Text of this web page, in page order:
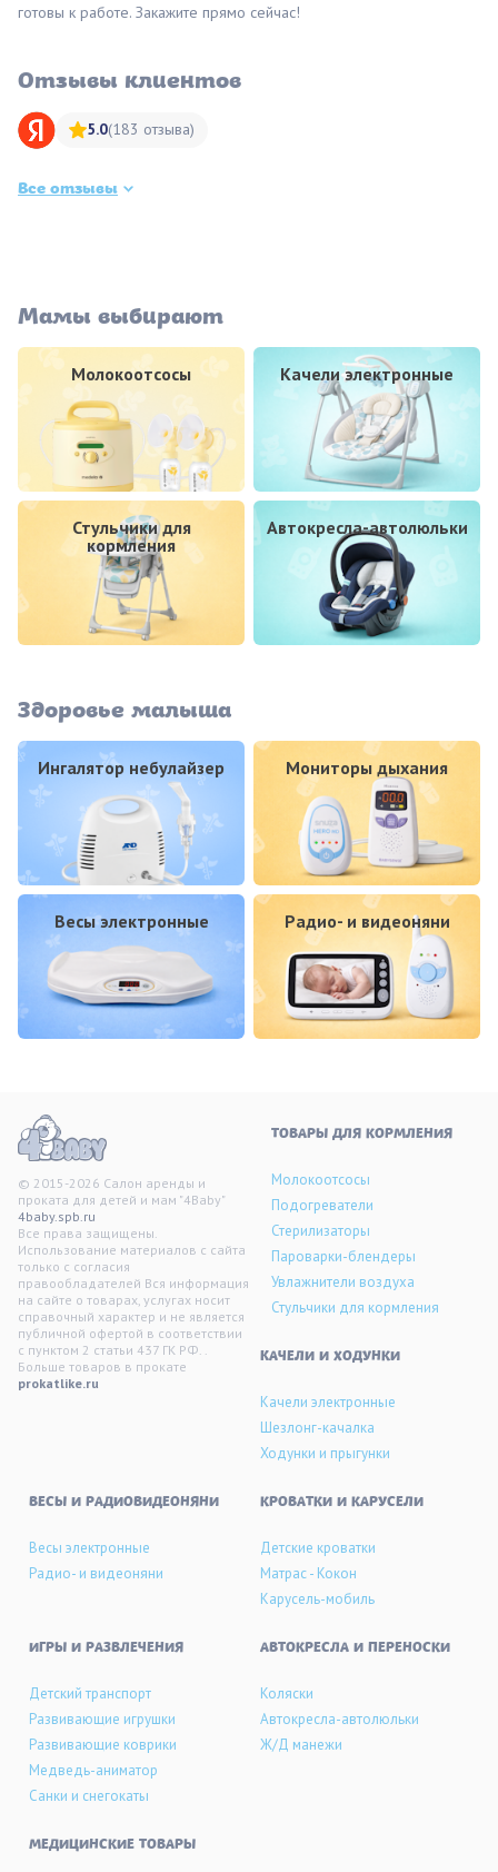
готовы к работе. Закажите прямо сейчас!
Отзывы клиентов
5.0(183 отзыва)
Все отзывы
Мамы выбирают
Молокоотсосы Качели электронные
Стульчики для
кормления
Автокресла-автолюльки
Здоровье малыша
Ингалятор небулайзер Мониторы дыхания
Весы электронные Радио- и видеоняни
© 2015-2026 Салон аренды и
проката для детей и мам "4Baby"
4baby.spb.ru
Все права защищены.
Использование материалов с сайта
только с согласия
правообладателей Вся информация
на сайте о товарах, услугах носит
справочный характер и не является
публичной офертой в соответствии
с пунктом 2 статьи 437 ГК РФ. .
Больше товаров в прокате
prokatlike.ru
ТОВАРЫ ДЛЯ КОРМЛЕНИЯ
Молокоотсосы
Подогреватели
Стерилизаторы
Пароварки-блендеры
Увлажнители воздуха
Стульчики для кормления
KАЧЕЛИ И ХОДУНКИ
Качели электронные
Шезлонг-качалка
Ходунки и прыгунки
ВЕСЫ И РАДИОВИДЕОНЯНИ
Весы электронные
Радио- и видеоняни
КРОВАТКИ И КАРУСЕЛИ
Детские кроватки
Матрас - Кокон
Карусель-мобиль
ИГРЫ И РАЗВЛЕЧЕНИЯ
Детский транспорт
Развивающие игрушки
Развивающие коврики
Медведь-аниматор
Санки и снегокаты
АВТОКРЕСЛА И ПЕРЕНОСКИ
Коляски
Автокресла-автолюльки
Ж/Д манежи
МЕДИЦИНСКИЕ ТОВАРЫ